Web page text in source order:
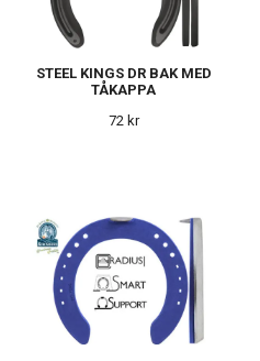
STEEL KINGS DR BAK MED
TÅKAPPA
72 kr